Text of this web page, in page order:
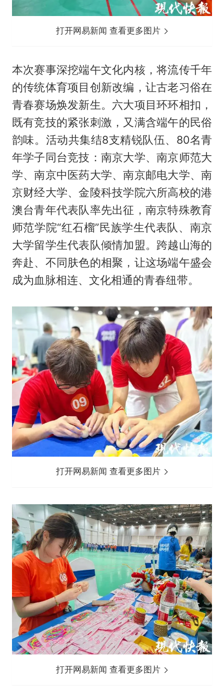
打开网易新闻 查看更多图片
本次赛事深挖端午文化内核，将流传千年
的传统体育项目创新改编，让古老习俗在
青春赛场焕发新生。六大项目环环相扣，
既有竞技的紧张刺激，又满含端午的民俗
韵味。活动共集结8支精锐队伍、80名青
年学子同台竞技：南京大学、南京师范大
学、南京中医药大学、南京邮电大学、南
京财经大学、金陵科技学院六所高校的港
澳台青年代表队率先出征，南京特殊教育
师范学院“红石榴”民族学生代表队、南京
大学留学生代表队倾情加盟。跨越山海的
奔赴、不同肤色的相聚，让这场端午盛会
成为血脉相连、文化相通的青春纽带。
打开网易新闻 查看更多图片
打开网易新闻 查看更多图片